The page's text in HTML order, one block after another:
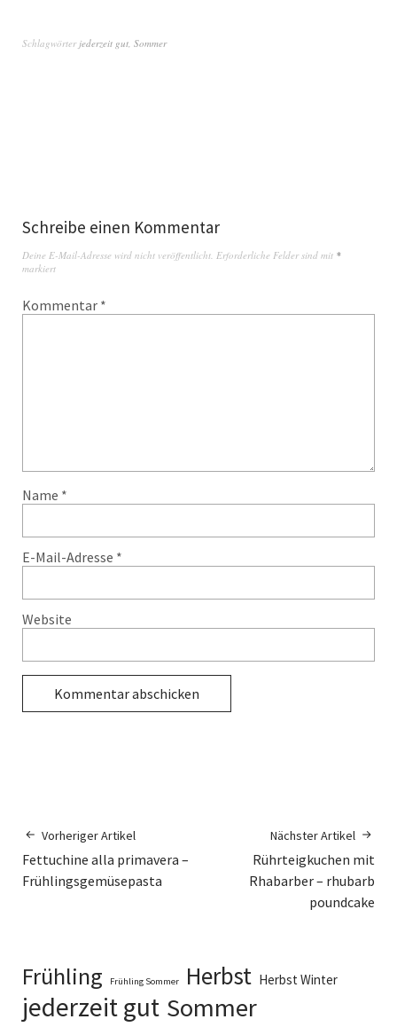
Schlagwörter jederzeit gut Sommer
Schreibe einen Kommentar
Deine E-Mail-Adresse wird nicht veröffentlicht. Erforderliche Felder sind mit *
markiert
Kommentar *
Name *
E-Mail-Adresse *
Website
Vorheriger Artikel
Fettuchine alla primavera –
Frühlingsgemüsepasta
Nächster Artikel
Rührteigkuchen mit
Rhabarber – rhubarb
poundcake
Frühling Frühling Sommer Herbst Herbst Winter
jederzeit gut Sommer